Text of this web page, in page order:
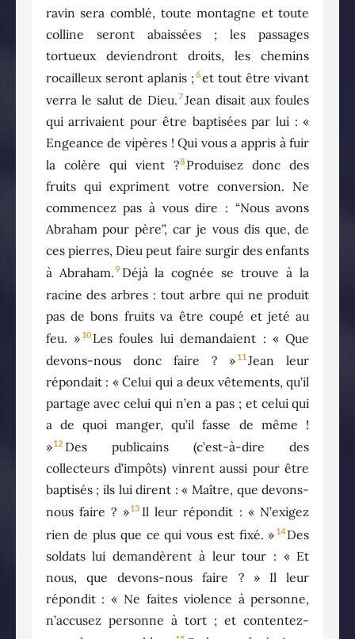
ravin sera comblé, toute montagne et toute
colline seront abaissées ; les passages
tortueux deviendront droits, les chemins
rocailleux seront aplanis ; 6et tout être vivant
verra le salut de Dieu.7Jean disait aux foules
qui arrivaient pour être baptisées par lui : «
Engeance de vipères ! Qui vous a appris à fuir
la colère qui vient ?8 Produisez donc des
fruits qui expriment votre conversion. Ne
commencez pas à vous dire : “Nous avons
Abraham pour père”, car je vous dis que, de
ces pierres, Dieu peut faire surgir des enfants
à Abraham.9 Déjà la cognée se trouve à la
racine des arbres : tout arbre qui ne produit
pas de bons fruits va être coupé et jeté au
feu. » 10 Les foules lui demandaient : « Que
devons-nous donc faire ? » 11 Jean leur
répondait : « Celui qui a deux vêtements, qu’il
partage avec celui qui n’en a pas ; et celui qui
a de quoi manger, qu’il fasse de même !
»12 Des publicains (c’est-à-dire des
collecteurs d’impôts) vinrent aussi pour être
baptisés ; ils lui dirent : « Maître, que devons-
nous faire ? »13 Il leur répondit : « N’exigez
rien de plus que ce qui vous est fixé. » 14 Des
soldats lui demandèrent à leur tour : « Et
nous, que devons-nous faire ? » Il leur
répondit : « Ne faites violence à personne,
n’accusez personne à tort ; et contentez-